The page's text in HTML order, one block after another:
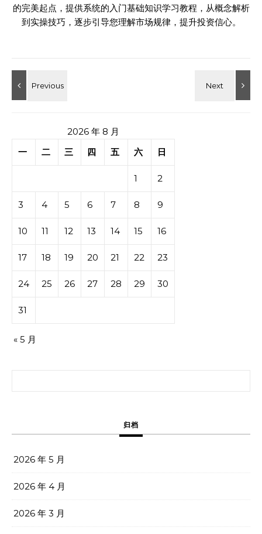
的完美起点，提供系统的入门基础知识学习教程，从概念解析
到实操技巧，逐步引导您理解市场规律，提升投资信心。
2026 年 8 月
一
二 三 四 五 六 日
1 2
3 4 5 6 7 8 9
10 11 12 13 14 15 16
17 18 19 20 21 22 23
24 25 26 27 28 29 30
31
« 5 月
归档
2026 年 5 月
2026 年 4 月
2026 年 3 月